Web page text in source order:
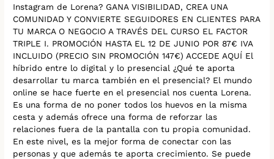
Instagram de Lorena? GANA VISIBILIDAD, CREA UNA
COMUNIDAD Y CONVIERTE SEGUIDORES EN CLIENTES PARA
TU MARCA O NEGOCIO A TRAVÉS DEL CURSO EL FACTOR
TRIPLE I. PROMOCIÓN HASTA EL 12 DE JUNIO POR 87€ IVA
INCLUIDO (PRECIO SIN PROMOCIÓN 147€) ACCEDE AQUÍ El
híbrido entre lo digital y lo presencial ¿Qué te aporta
desarrollar tu marca también en el presencial? El mundo
online se hace fuerte en el presencial nos cuenta Lorena.
Es una forma de no poner todos los huevos en la misma
cesta y además ofrece una forma de reforzar las
relaciones fuera de la pantalla con tu propia comunidad.
En este nivel, es la mejor forma de conectar con las
personas y que además te aporta crecimiento. Se puede